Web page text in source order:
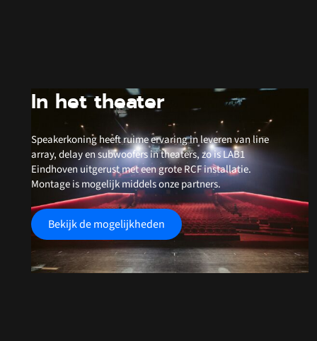
In het theater
Speakerkoning heeft ruime ervaring in leveren van line
array, delay en subwoofers in theaters, zo is LAB1
Eindhoven uitgerust met een grote RCF installatie.
Montage is mogelijk middels onze partners.
Bekijk de mogelijkheden